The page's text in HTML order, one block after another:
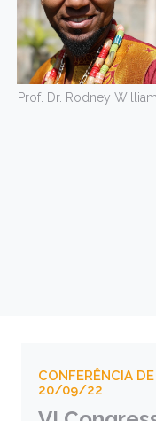
Prof. Dr. Rodney William
CONFERÊNCIA
20/09/22